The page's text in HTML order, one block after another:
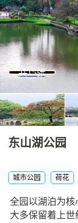
共15张
东山湖公园
城市公园 荷花
全园以湖泊为核
大多保留着上